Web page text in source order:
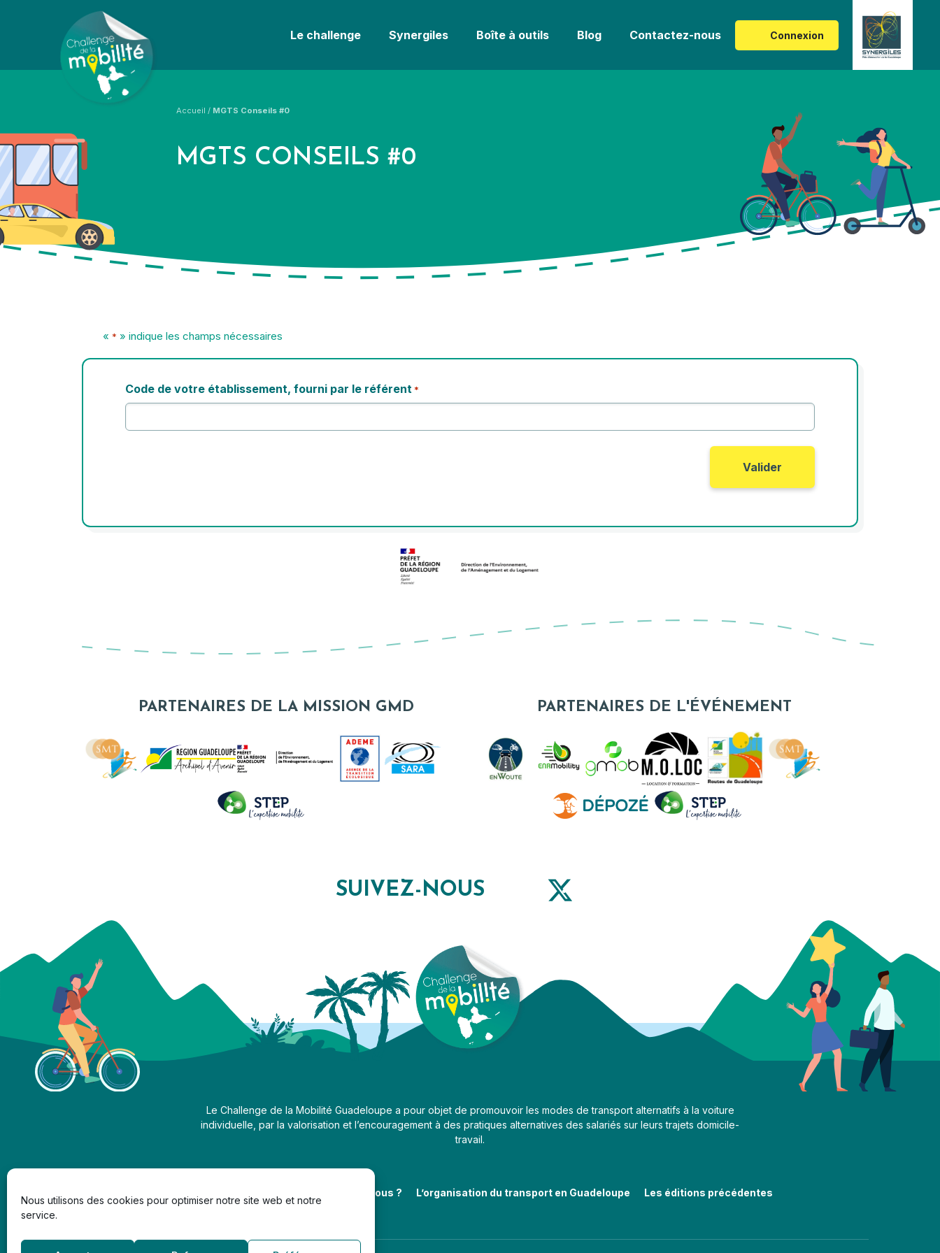
Nous utilisons des cookies pour optimiser notre site web et notre
service.
Le challenge Synergiles Boîte à outils Blog Contactez-nous Connexion
Accueil / MGTS Conseils #0
MGTS CONSEILS #0
« * » indique les champs nécessaires
Code de votre établissement, fourni par le référent *
PARTENAIRES DE LA MISSION GMD PARTENAIRES DE L'ÉVÉNEMENT
SUIVEZ-NOUS
Le Challenge de la Mobilité Guadeloupe a pour objet de promouvoir les modes de transport alternatifs à la voiture
individuelle, par la valorisation et l’encouragement à des pratiques alternatives des salariés sur leurs trajets domicile-
travail.
Qui sommes-nous ? L’organisation du transport en Guadeloupe Les éditions précédentes